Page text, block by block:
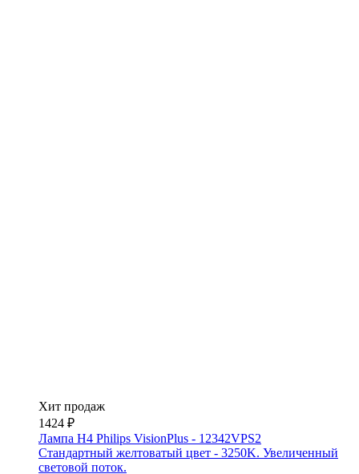
Хит продаж
1424 ₽
Лампа H4 Philips VisionPlus - 12342VPS2
Стандартный желтоватый цвет - 3250K. Увеличенный
световой поток.